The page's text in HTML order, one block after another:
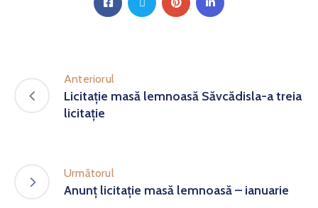
Anteriorul
Licitație masă lemnoasă Săvcădisla-a treia
licitație
Următorul
Anunț licitație masă lemnoasă – ianuarie